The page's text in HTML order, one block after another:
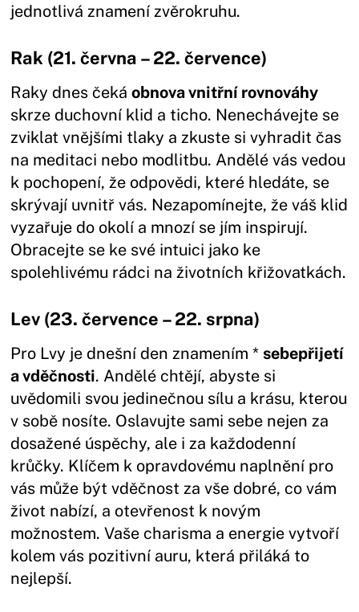
jednotlivá znamení zvěrokruhu.
Rak (21. června – 22. července)
Raky dnes čekáobnova vnitřní rovnováhy
skrze duchovní klid a ticho. Nenechávejte se
zviklat vnějšími tlaky a zkuste si vyhradit čas
na meditaci nebo modlitbu. Andělé vás vedou
k pochopení, že odpovědi, které hledáte, se
skrývají uvnitř vás. Nezapomínejte, že váš klid
vyzařuje do okolí a mnozí se jím inspirují.
Obracejte se ke své intuici jako ke
spolehlivému rádci na životních křižovatkách.
Lev (23. července – 22. srpna)
Pro Lvy je dnešní den znamením *sebepřijetí
a vděčnosti. Andělé chtějí, abyste si
uvědomili svou jedinečnou sílu a krásu, kterou
v sobě nosíte. Oslavujte sami sebe nejen za
dosažené úspěchy, ale i za každodenní
krůčky. Klíčem k opravdovému naplnění pro
vás může být vděčnost za vše dobré, co vám
život nabízí, a otevřenost k novým
možnostem. Vaše charisma a energie vytvoří
kolem vás pozitivní auru, která přiláká to
nejlepší.